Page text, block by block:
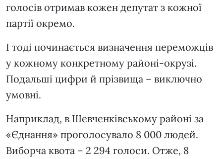
голосів отримав кожен депутат з кожної
партії окремо.
І тоді починається визначення переможців
у кожному конкретному районі-окрузі.
Подальші цифри й прізвища – виключно
умовні.
Наприклад, в Шевченківському районі за
«Єднання» проголосувало 8 000 людей.
Виборча квота – 2 294 голоси. Отже, 8